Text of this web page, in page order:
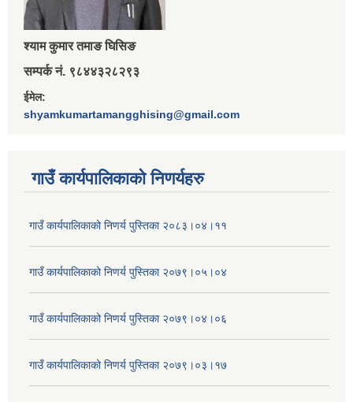
श्‍याम कुमार तमाङ घिसिङ
सम्पर्क नं. ९८४४३२८२९३
ईमेल:
shyamkumartamangghising@gmail.com
गाउँ कार्यपालिकाकाे निणर्यहरु
गाउँ कार्यपालिकाको निणर्य पुस्तिका २०८३।०४।११
गाउँ कार्यपालिकाको निणर्य पुस्तिका २०७९।०५।०४
गाउँ कार्यपालिकाको निणर्य पुस्तिका २०७९।०४।०६
गाउँ कार्यपालिकाको निणर्य पुस्तिका २०७९।०३।१७